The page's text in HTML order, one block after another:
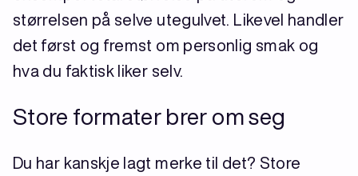
størrelsen på selve utegulvet. Likevel handler
det først og fremst om personlig smak og
hva du faktisk liker selv.
Store formater brer om seg
Du har kanskje lagt merke til det? Store